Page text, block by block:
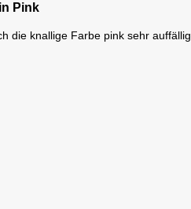
Pink
die knallige Farbe pink sehr auffällig.